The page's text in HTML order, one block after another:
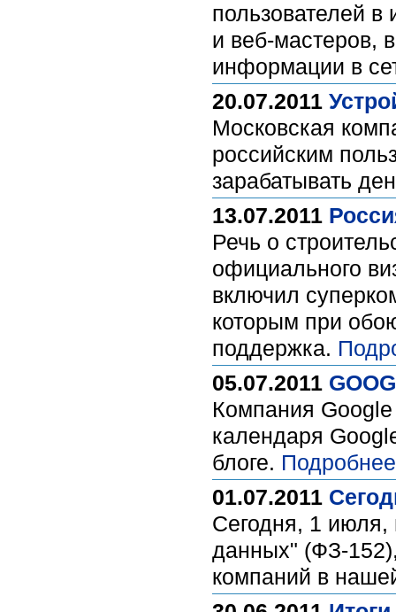
пользователей
и веб-мастеров,
информации в
20.07.2011
Московская
российским
зарабатывать
13.07.2011
Речь о
официального
включил
которым при
поддержка.
05.07.2011
Компания
календаря
блоге.
01.07.2011
Сегодня, 1 июля,
данных" (ФЗ-
компаний в